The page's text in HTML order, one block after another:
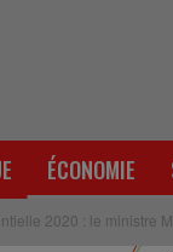
ÉCONOMIE
2020 : le ministre